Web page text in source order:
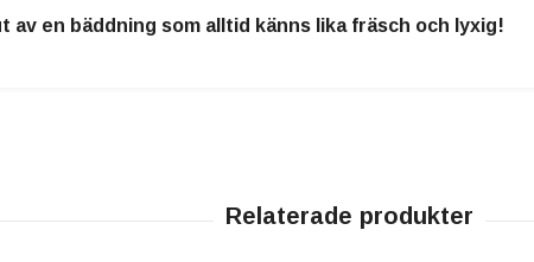
en bäddning som alltid känns lika fräsch och lyxig!